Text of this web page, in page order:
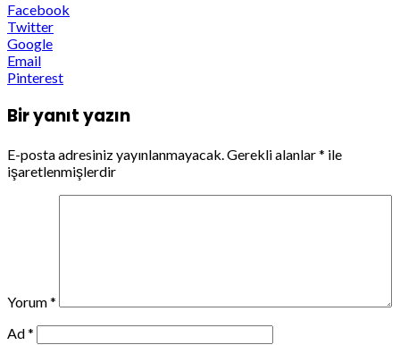
Facebook
Twitter
Google
Email
Pinterest
Bir yanıt yazın
E-posta adresiniz yayınlanmayacak. Gerekli alanlar* ile
işaretlenmişlerdir
Yorum*
Ad*